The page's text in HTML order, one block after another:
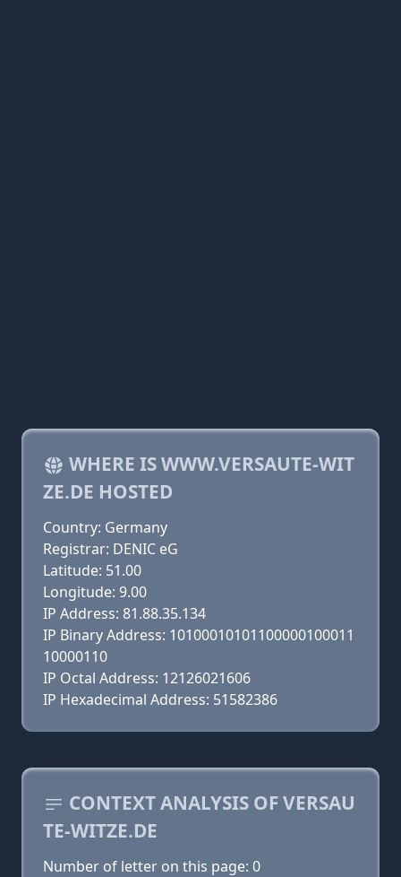
WHERE IS WWW.VERSAUTE-WIT
ZE.DE HOSTED
Country: Germany
Registrar: DENIC eG
Latitude: 51.00
Longitude: 9.00
IP Address: 81.88.35.134
IP Binary Address: 10100010101100000100011
10000110
IP Octal Address: 12126021606
IP Hexadecimal Address: 51582386
CONTEXT ANALYSIS OF VERSAU
TE-WITZE.DE
Number of letter on this page: 0